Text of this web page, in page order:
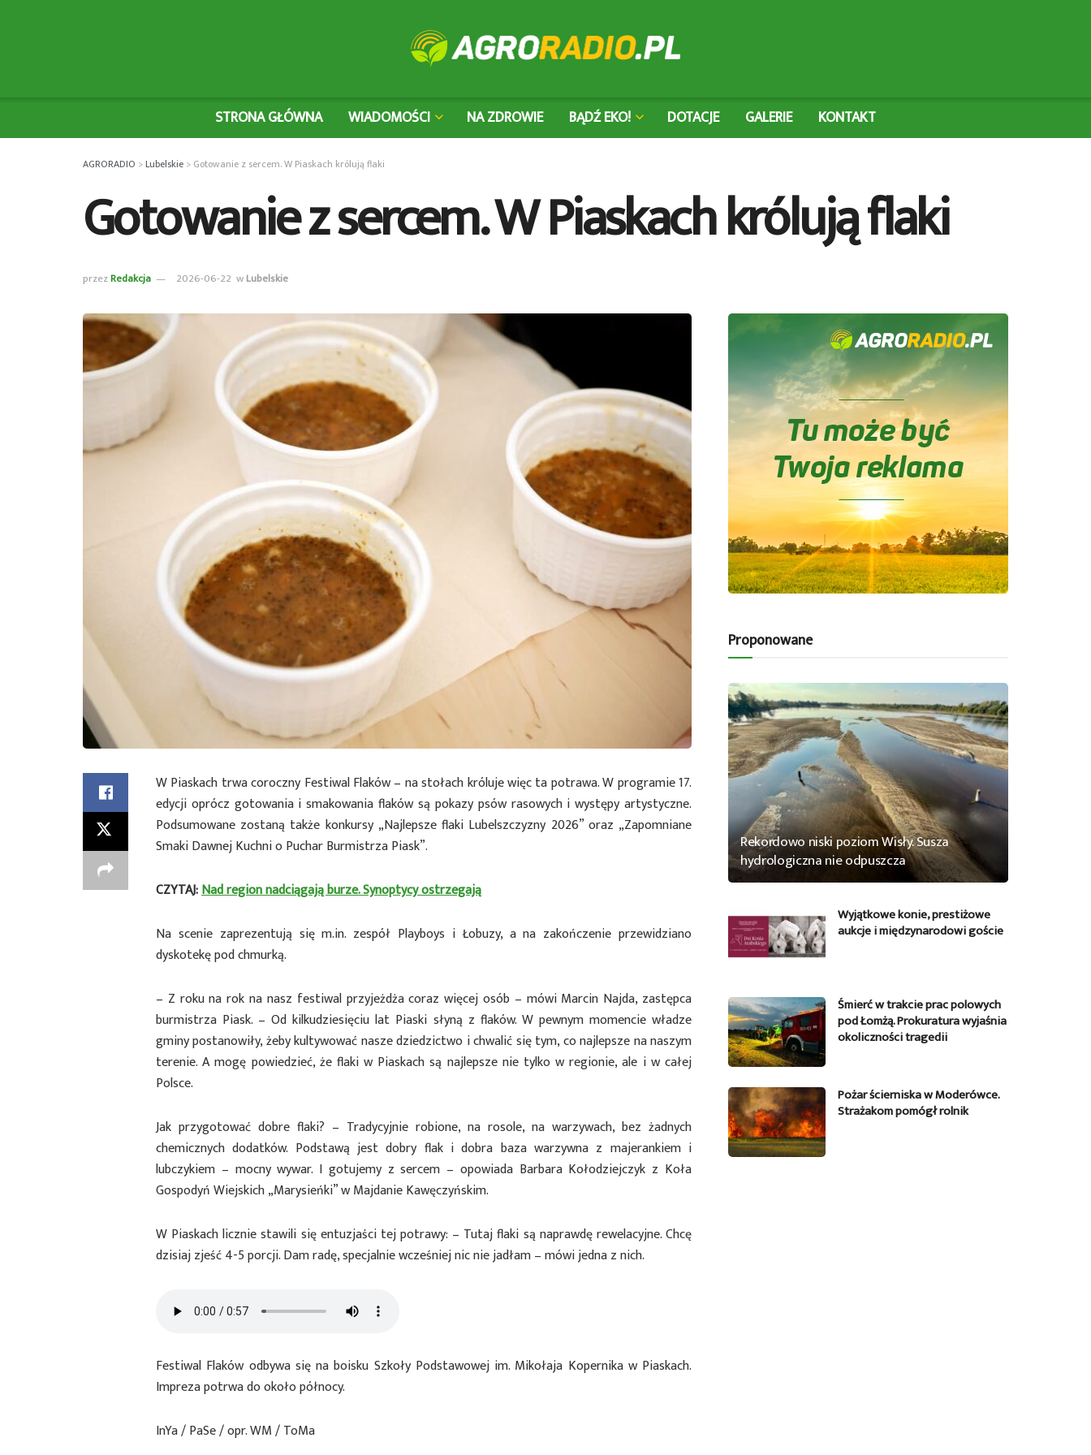
STRONA GŁÓWNA WIADOMOŚCI NA ZDROWIE BĄDŹ EKO! DOTACJE GALERIE KONTAKT
AGRORADIO >Lubelskie > Gotowanie z sercem. W Piaskach królują flaki
Gotowanie z sercem. W Piaskach królują flaki
przezRedakcja 2026-06-22 wLubelskie
W Piaskach trwa coroczny Festiwal Flaków – na stołach króluje więc ta potrawa. W programie 17.
edycji oprócz gotowania i smakowania flaków są pokazy psów rasowych i występy artystyczne.
Podsumowane zostaną także konkursy „Najlepsze flaki Lubelszczyzny 2026” oraz „Zapomniane
Smaki Dawnej Kuchni o Puchar Burmistrza Piask”.
CZYTAJ:Nad region nadciągają burze. Synoptycy ostrzegają
Na scenie zaprezentują się m.in. zespół Playboys i Łobuzy, a na zakończenie przewidziano
dyskotekę pod chmurką.
– Z roku na rok na nasz festiwal przyjeżdża coraz więcej osób – mówi Marcin Najda, zastępca
burmistrza Piask. – Od kilkudziesięciu lat Piaski słyną z flaków. W pewnym momencie władze
gminy postanowiły, żeby kultywować nasze dziedzictwo i chwalić się tym, co najlepsze na naszym
terenie. A mogę powiedzieć, że flaki w Piaskach są najlepsze nie tylko w regionie, ale i w całej
Polsce.
Jak przygotować dobre flaki? – Tradycyjnie robione, na rosole, na warzywach, bez żadnych
chemicznych dodatków. Podstawą jest dobry flak i dobra baza warzywna z majerankiem i
lubczykiem – mocny wywar. I gotujemy z sercem – opowiada Barbara Kołodziejczyk z Koła
Gospodyń Wiejskich „Marysieńki” w Majdanie Kawęczyńskim.
W Piaskach licznie stawili się entuzjaści tej potrawy: – Tutaj flaki są naprawdę rewelacyjne. Chcę
dzisiaj zjeść 4-5 porcji. Dam radę, specjalnie wcześniej nic nie jadłam – mówi jedna z nich.
Festiwal Flaków odbywa się na boisku Szkoły Podstawowej im. Mikołaja Kopernika w Piaskach.
Impreza potrwa do około północy.
InYa / PaSe / opr. WM / ToMa
Proponowane
Rekordowo niski poziom Wisły. Susza
hydrologiczna nie odpuszcza
Wyjątkowe konie, prestiżowe
aukcje i międzynarodowi goście
Śmierć w trakcie prac polowych
pod Łomżą. Prokuratura wyjaśnia
okoliczności tragedii
Pożar ścierniska w Moderówce.
Strażakom pomógł rolnik